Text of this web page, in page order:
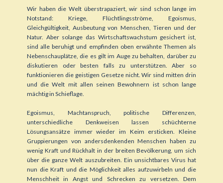
Wir haben die Welt überstrapaziert, wir sind schon lange im
Notstand: Kriege, Flüchtlingsströme, Egoismus,
Gleichgültigkeit, Ausbeutung von Menschen, Tieren und der
Natur. Aber solange das Wirtschaftswachstum gesichert ist,
sind alle beruhigt und empfinden oben erwähnte Themen als
Nebenschauplätze, die es gilt im Auge zu behalten, darüber zu
diskutieren oder besten falls zu unterstützen. Aber so
funktionieren die geistigen Gesetze nicht. Wir sind mitten drin
und die Welt mit allen seinen Bewohnern ist schon lange
mächtig in Schieflage.
Egoismus, Machtanspruch, politische Differenzen,
unterschiedliche Denkweisen lassen schüchterne
Lösungsansätze immer wieder im Keim ersticken. Kleine
Gruppierungen von andersdenkenden Menschen haben zu
wenig Kraft und Rückhalt in der breiten Bevölkerung, um sich
über die ganze Welt auszubreiten. Ein unsichtbares Virus hat
nun die Kraft und die Möglichkeit alles aufzuwirbeln und die
Menschheit in Angst und Schrecken zu versetzen. Dem